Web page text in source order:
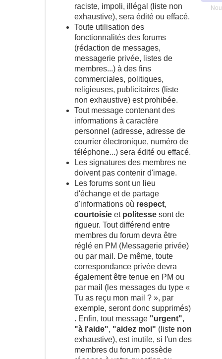
raciste, impoli, illégal (liste non
exhaustive), sera édité ou effacé.
Toute utilisation des
fonctionnalités des forums
(rédaction de messages,
messagerie privée, listes de
membres...) à des fins
commerciales, politiques,
religieuses, publicitaires (liste
non exhaustive) est prohibée.
Tout message contenant des
informations à caractère
personnel (adresse, adresse de
courrier électronique, numéro de
téléphone...) sera édité ou effacé.
Les signatures des membres ne
doivent pas contenir d'image.
Les forums sont un lieu
d'échange et de partage
d'informations où respect,
courtoisieet politessesont de
rigueur. Tout différend entre
membres du forum devra être
réglé en PM (Messagerie privée)
ou par mail. De même, toute
correspondance privée devra
également être tenue en PM ou
par mail (les messages du type «
Tu as reçu mon mail ? », par
exemple, seront donc supprimés)
. Enfin, tout message "urgent",
"à l'aide", "aidez moi" (liste non
exhaustive), est inutile, si l'un des
membres du forum possède